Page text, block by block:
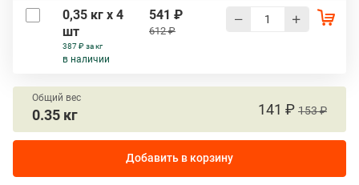
0,35 кг х 4
шт
387 ₽ за кг
в наличии
541 ₽
612 ₽
Общий вес
0.35 кг 141 ₽ 153 ₽
Добавить в корзину